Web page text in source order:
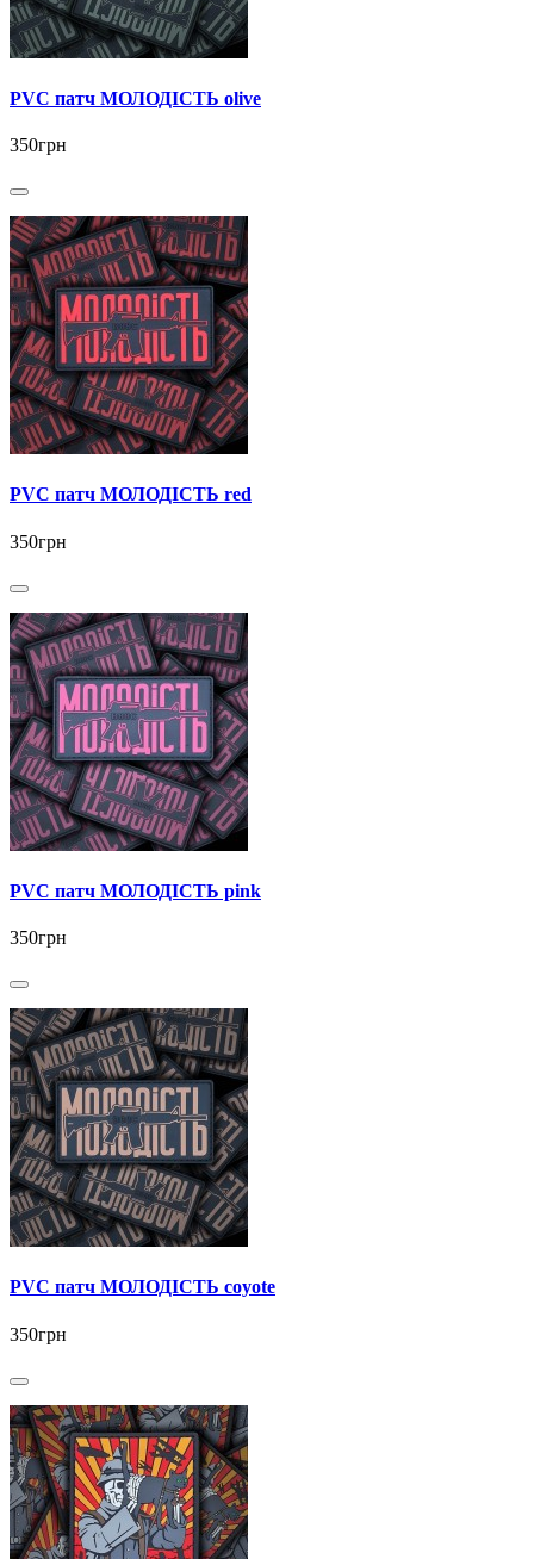
PVC патч МОЛОДІСТЬ olive
350грн
PVC патч МОЛОДІСТЬ red
350грн
PVC патч МОЛОДІСТЬ pink
350грн
PVC патч МОЛОДІСТЬ coyote
350грн